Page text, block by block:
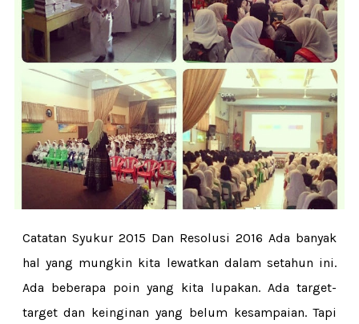
Catatan Syukur 2015 Dan Resolusi 2016 Ada banyak
hal yang mungkin kita lewatkan dalam setahun ini.
Ada beberapa poin yang kita lupakan. Ada target-
target dan keinginan yang belum kesampaian. Tapi